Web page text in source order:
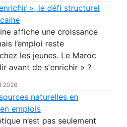
», le défi structurel
affiche une croissance
l’emploi reste
les jeunes. Le Maroc
avant de s'enrichir » ?
2026
naturelles en
emplois
n’est pas seulement